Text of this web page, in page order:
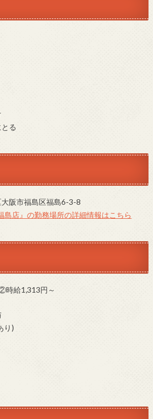
る
阪市福島区福島6-3-8
島店』の勤務場所の詳細情報はこちら
給1,313円～
り)